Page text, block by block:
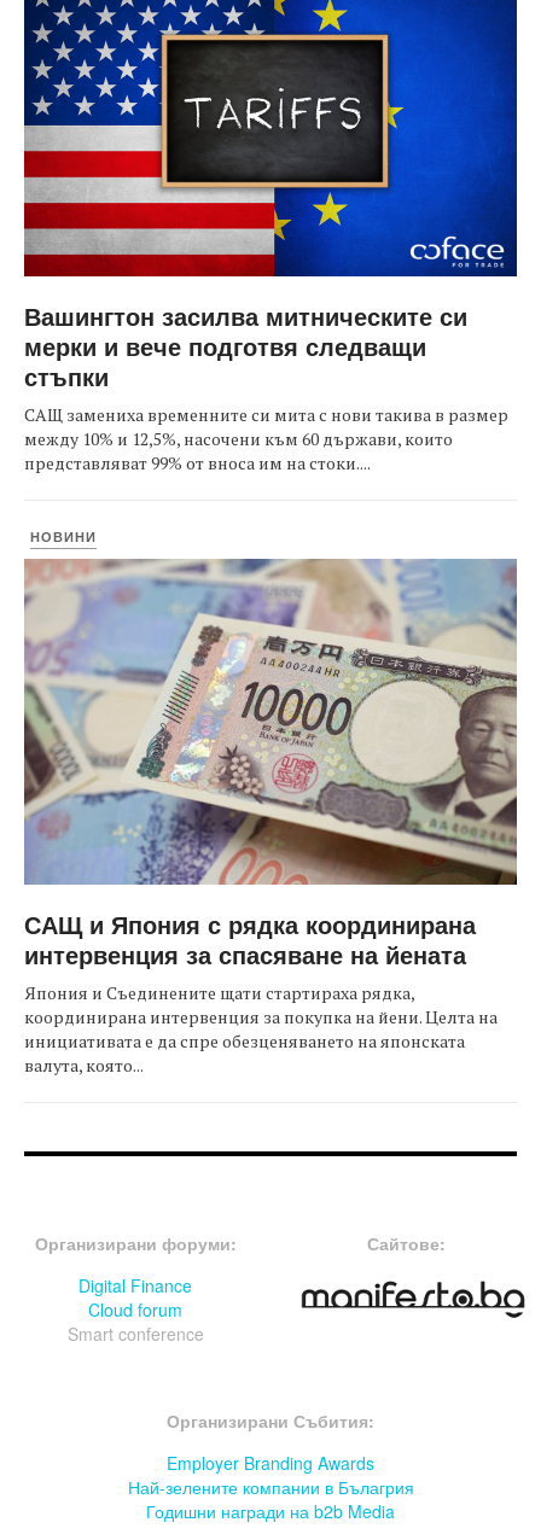
Вашингтон засилва митническите си
мерки и вече подготвя следващи
стъпки
САЩ замениха временните си мита с нови такива в размер
между 10% и 12,5%, насочени към 60 държави, които
представляват 99% от вноса им на стоки....
НОВИНИ
САЩ и Япония с рядка координирана
интервенция за спасяване на йената
Япония и Съединените щати стартираха рядка,
координирана интервенция за покупка на йени. Целта на
инициативата е да спре обезценяването на японската
валута, която...
Организирани форуми:
Digital Finance
Cloud forum
Smart conference
Сайтове:
Организирани Събития:
Employer Branding Awards
Най-зелените компании в Бълагрия
Годишни награди на b2b Media